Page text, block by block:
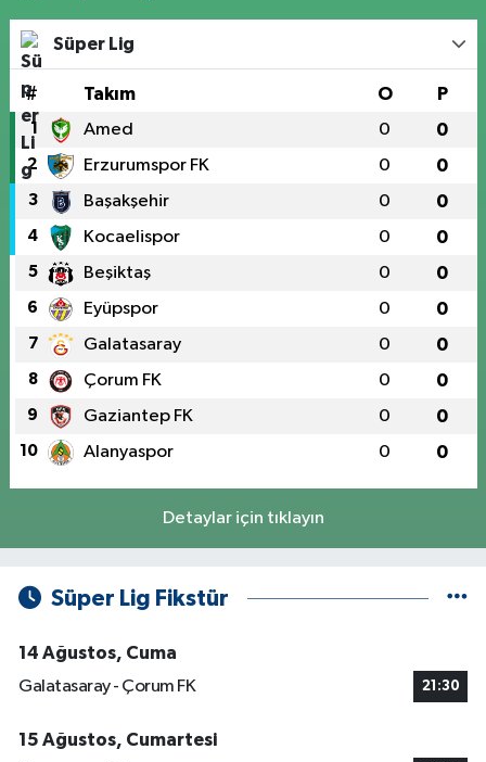
Süper Lig
# Takım O P
1 Amed 0 0
2 Erzurumspor FK 0 0
3 Başakşehir 0 0
4 Kocaelispor 0 0
5 Beşiktaş 0 0
6 Eyüpspor 0 0
7 Galatasaray 0 0
8 Çorum FK 0 0
9 Gaziantep FK 0 0
10 Alanyaspor 0 0
Detaylar için tıklayın
Süper Lig Fikstür
14 Ağustos, Cuma
Galatasaray - Çorum FK
21:30
15 Ağustos, Cumartesi